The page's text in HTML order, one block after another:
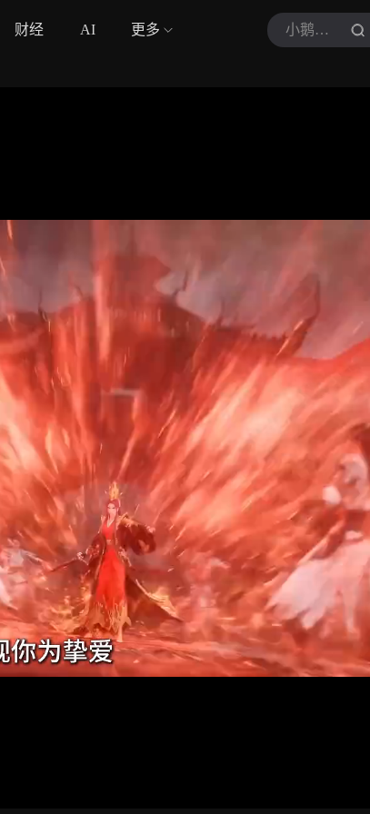
财经 AI 更多 小鹅动漫大赏